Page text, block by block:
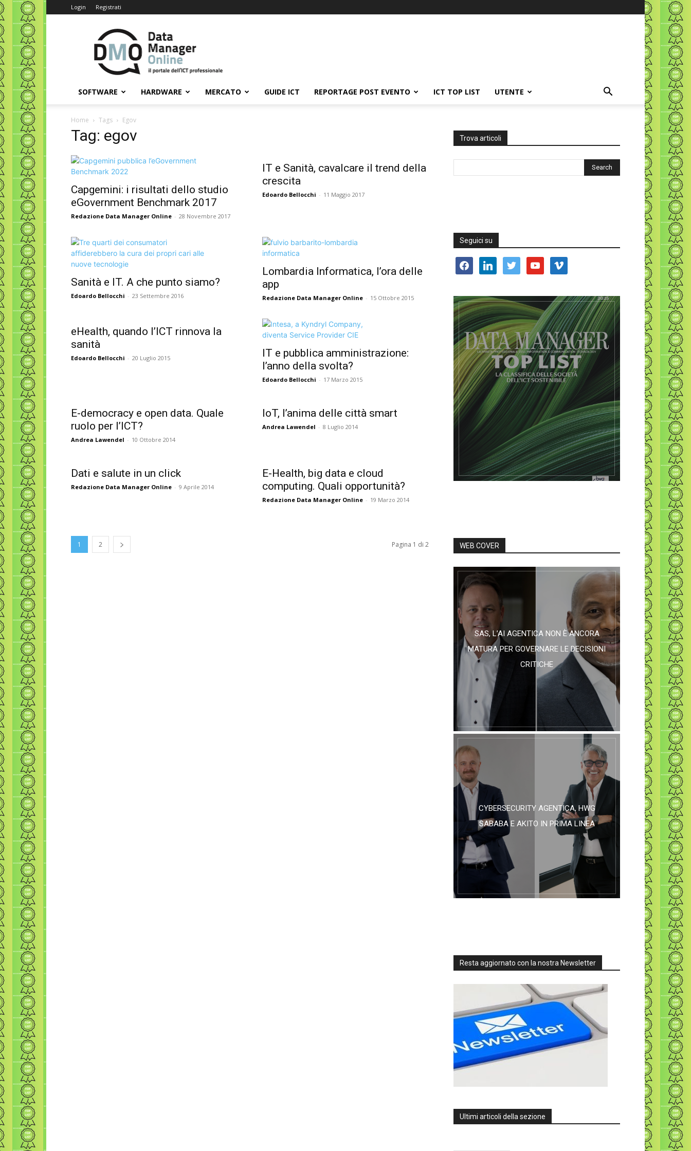
Login Registrati
Data
Manager
Online
SOFTWARE HARDWARE MERCATO GUIDE ICT REPORTAGE POST EVENTO ICT TOP LIST UTENTE
Home Tags Egov
Tag: egov
Capgemini: i risultati dello studio
eGovernment Benchmark 2017
Redazione Data Manager Online - 28 Novembre 2017
IT e Sanità, cavalcare il trend della
crescita
Edoardo Bellocchi - 11 Maggio 2017
Sanità e IT. A che punto siamo?
Edoardo Bellocchi - 23 Settembre 2016
Lombardia Informatica, l’ora delle
app
Redazione Data Manager Online - 15 Ottobre 2015
eHealth, quando l’ICT rinnova la
sanità
Edoardo Bellocchi - 20 Luglio 2015
IT e pubblica amministrazione:
l’anno della svolta?
Edoardo Bellocchi - 17 Marzo 2015
E-democracy e open data. Quale
ruolo per l’ICT?
Andrea Lawendel - 10 Ottobre 2014
IoT, l’anima delle città smart
Andrea Lawendel - 8 Luglio 2014
Dati e salute in un click
Redazione Data Manager Online - 9 Aprile 2014
E-Health, big data e cloud
computing. Quali opportunità?
Redazione Data Manager Online - 19 Marzo 2014
1 2 Pagina 1 di 2
Trova articoli
Seguici su
facebooklinkedin twitter youtube vimeo
WEB COVER
SAS, L’AI AGENTICA NON È ANCORA
MATURA PER GOVERNARE LE DECISIONI
CRITICHE
CYBERSECURITY AGENTICA, HWG
SABABA E AKITO IN PRIMA LINEA
Resta aggiornato con la nostra Newsletter
Ultimi articoli della sezione